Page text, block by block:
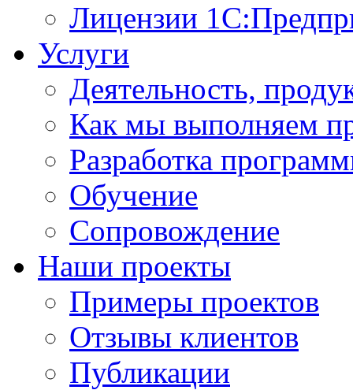
Лицензии
Услуги
Деятельность,
Как мы выполняем
Разработка
Обучение
Сопровождение
Наши проекты
Примеры проектов
Отзывы клиентов
Публикации